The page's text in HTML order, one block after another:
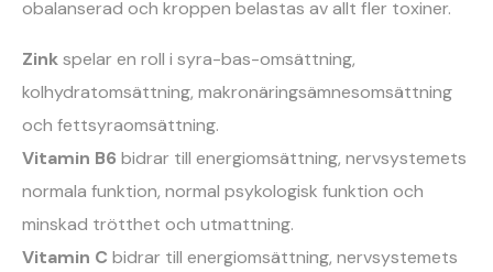
obalanserad och kroppen belastas av allt fler toxiner.
Zinkspelar en roll i syra-bas-omsättning,
kolhydratomsättning, makronäringsämnesomsättning
och fettsyraomsättning.
Vitamin B6 bidrar till energiomsättning, nervsystemets
normala funktion, normal psykologisk funktion och
minskad trötthet och utmattning.
Vitamin C bidrar till energiomsättning, nervsystemets